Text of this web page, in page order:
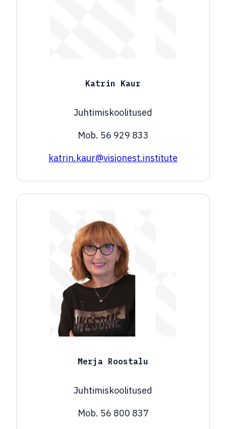
Katrin Kaur
Juhtimiskoolitused
Mob. 56 929 833
katrin.kaur@visionest.institute
Merja Roostalu
Juhtimiskoolitused
Mob. 56 800 837